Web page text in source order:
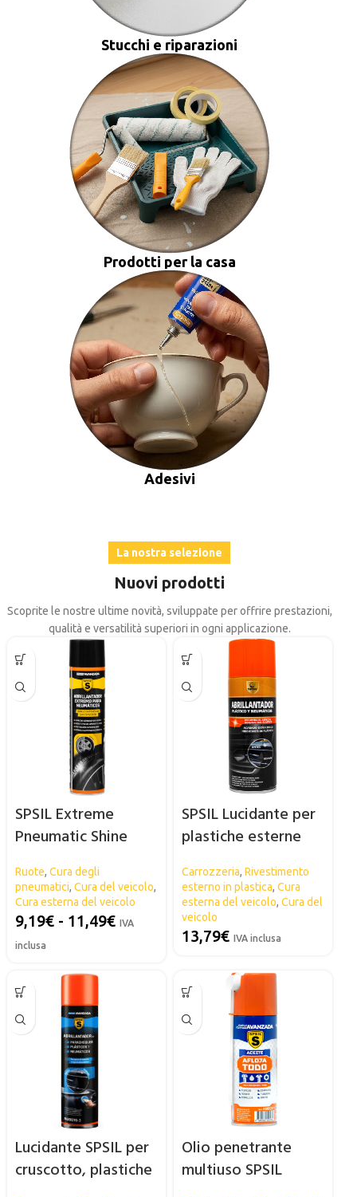
Stucchi e riparazioni
Prodotti per la casa
Adesivi
La nostra selezione
Nuovi prodotti
Scoprite le nostre ultime novità, sviluppate per offrire prestazioni,
qualità e versatilità superiori in ogni applicazione.
SPSIL Extreme
Pneumatic Shine
Ruote, Cura degli
pneumatici, Cura del veicolo,
Cura esterna del veicolo
9,19€ - 11,49€ IVA
inclusa
SPSIL Lucidante per
plastiche esterne
Carrozzeria, Rivestimento
esterno in plastica, Cura
esterna del veicolo, Cura del
veicolo
13,79€ IVA inclusa
Lucidante SPSIL per
cruscotto, plastiche
Olio penetrante
multiuso SPSIL